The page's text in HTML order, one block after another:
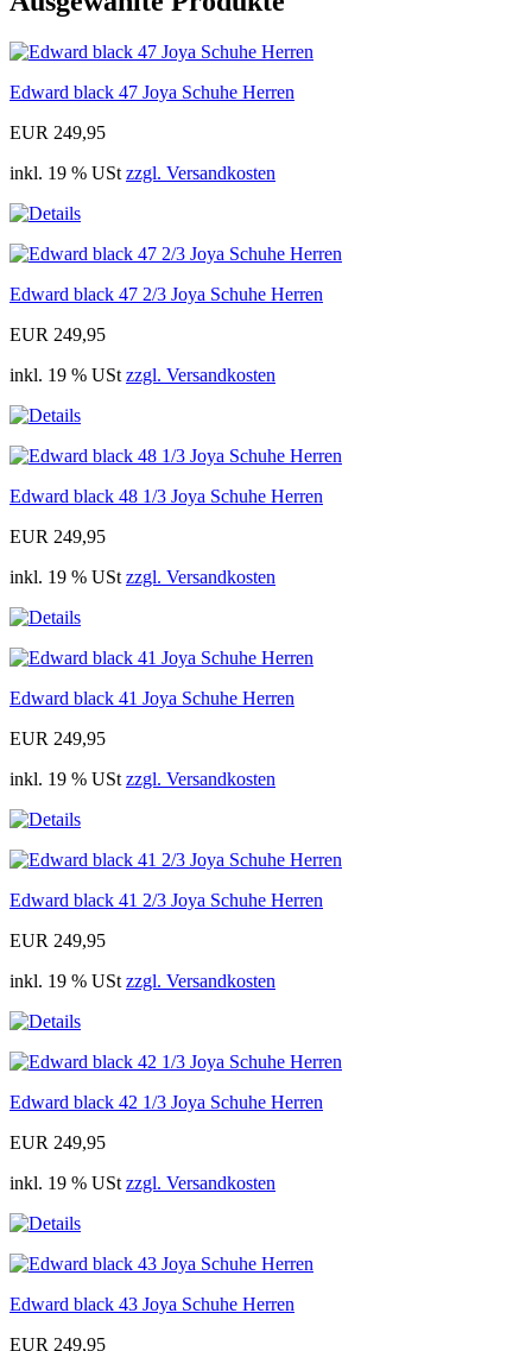
Edward black 47 Joya Schuhe Herren
EUR 249,95
inkl. 19 % USt zzgl. Versandkosten
Edward black 47 2/3 Joya Schuhe Herren
EUR 249,95
inkl. 19 % USt zzgl. Versandkosten
Edward black 48 1/3 Joya Schuhe Herren
EUR 249,95
inkl. 19 % USt zzgl. Versandkosten
Edward black 41 Joya Schuhe Herren
EUR 249,95
inkl. 19 % USt zzgl. Versandkosten
Edward black 41 2/3 Joya Schuhe Herren
EUR 249,95
inkl. 19 % USt zzgl. Versandkosten
Edward black 42 1/3 Joya Schuhe Herren
EUR 249,95
inkl. 19 % USt zzgl. Versandkosten
Edward black 43 Joya Schuhe Herren
EUR 249,95